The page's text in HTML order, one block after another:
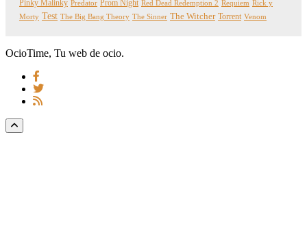
Pinky Malinky Predator Prom Night Red Dead Redemption 2 Requiem Rick y
Morty Test The Big Bang Theory The Sinner The Witcher Torrent Venom
OcioTime, Tu web de ocio.